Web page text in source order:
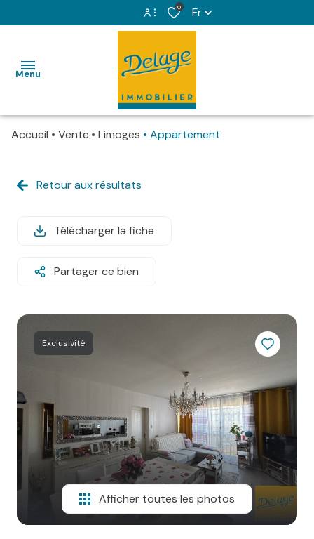
Espace propriétaire
0 Fr
Menu
LOCATIONS
PROFESSIONNEL
LOCATIVE
ESPACE
CONTACT
Accueil Vente Limoges Appartement
Retour aux résultats
Télécharger la fiche
Partager ce bien
Exclusivité
Afficher toutes les photos